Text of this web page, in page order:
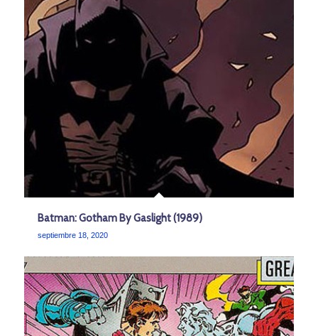
Batman: Gotham By Gaslight (1989)
septiembre 18, 2020